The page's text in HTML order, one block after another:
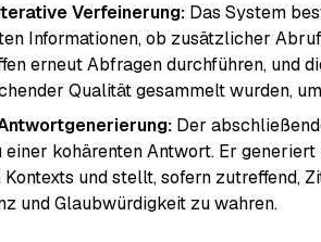
Verfeinerung: Das System
Informationen, ob zusätzlicher
erneut Abfragen durchführen, und
Qualität gesammelt wurden,
Der
einer kohärenten Antwort. Er
und stellt, sofern zutreffend,
und Glaubwürdigkeit zu wahren.